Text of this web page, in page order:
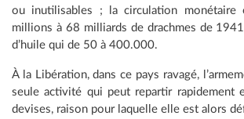
ou inutilisables ; la circulation monétaire
millions à 68 milliards de drachmes de
d’huile qui de 50 à 400.000.
À la Libération, dans ce pays ravagé,
seule activité qui peut repartir rapidement
devises, raison pour laquelle elle est alors